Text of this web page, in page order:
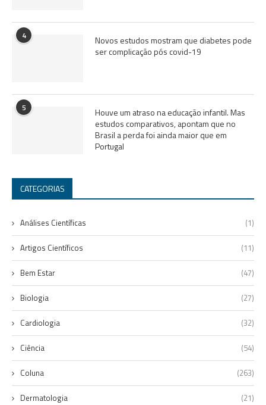
4
Novos estudos mostram que diabetes pode
ser complicação pós covid-19
5
Houve um atraso na educação infantil. Mas
estudos comparativos, apontam que no
Brasil a perda foi ainda maior que em
Portugal
CATEGORIAS
Análises Científicas (1)
Artigos Científicos (11)
Bem Estar (47)
Biologia (27)
Cardiologia (32)
Ciência (54)
Coluna (263)
Dermatologia (21)